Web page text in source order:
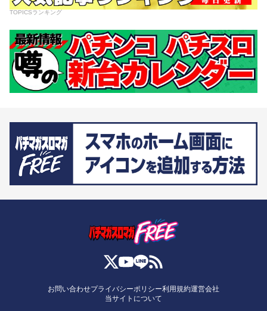
TOPICSランキング
お問い合わせプライバシーポリシー利用規約運営会社
当サイトについて